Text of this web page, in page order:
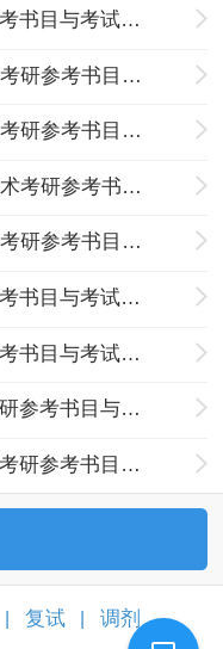
2015年湖南大学0451教育考研参考书目与考试科目
2015年湖南大学085207电气工程考研参考书目与考试科目
2015年湖南大学085210控制工程考研参考书目与考试科目
2015年湖南大学085211计算机技术考研参考书目与考试科目
2015年湖南大学085212软件工程考研参考书目与考试科目
2015年湖南大学0452体育考研参考书目与考试科目
2015年湖南大学0253税务考研参考书目与考试科目
2015年湖南大学0254国际商务考研参考书目与考试科目
2015年湖南大学0552新闻与传播考研参考书目与考试科目
复试 调剂